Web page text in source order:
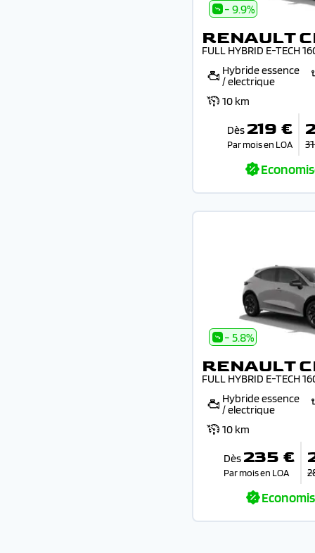
- 9.9%
RENAULT
FULL HYBRID E-TECH
Hybride essence
/ electrique
10 km
Dès 219 €
Par mois en LOA
- 5.8%
RENAULT
FULL HYBRID E-TECH
Hybride essence
/ electrique
10 km
Dès 235 €
Par mois en LOA